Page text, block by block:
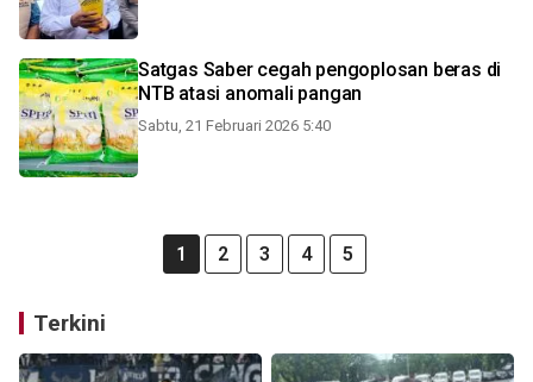
Satgas Saber cegah pengoplosan beras di
NTB atasi anomali pangan
Sabtu, 21 Februari 2026 5:40
1 2 3 4 5
Terkini